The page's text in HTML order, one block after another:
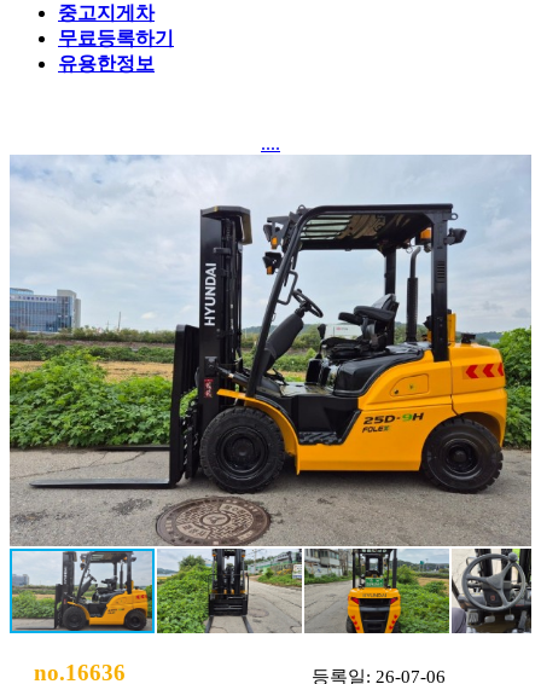
중고지게차
무료등록하기
유용한정보
....
no.16636 등록일: 26-07-06